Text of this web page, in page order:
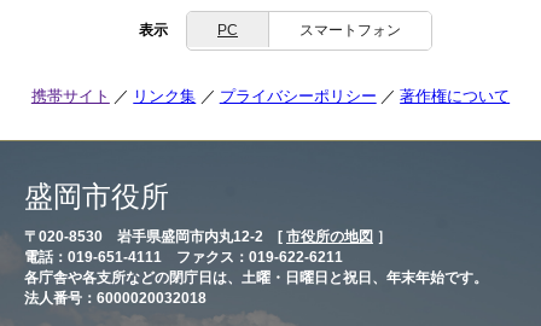
表示 PC スマートフォン
携帯サイト リンク集 プライバシーポリシー 著作権について
盛岡市役所
〒020-8530 岩手県盛岡市内丸12-2 [ 市役所の地図 ］
電話：019-651-4111 ファクス：019-622-6211
各庁舎や各支所などの閉庁日は、土曜・日曜日と祝日、年末年始です。
法人番号：6000020032018